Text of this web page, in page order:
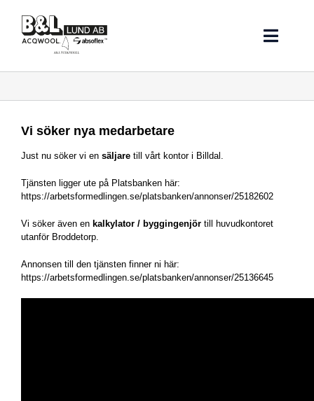
innehållet
Toggle
Nyheter
Vi söker nya medarbetare
Just nu söker vi en säljare till vårt kontor i Billdal.
Tjänsten ligger ute på Platsbanken här:
https://arbetsformedlingen.se/platsbanken/annonser/25182602
Vi söker även en kalkylator / byggingenjör till huvudkontoret
utanför Broddetorp.
Annonsen till den tjänsten finner ni här:
https://arbetsformedlingen.se/platsbanken/annonser/25136645